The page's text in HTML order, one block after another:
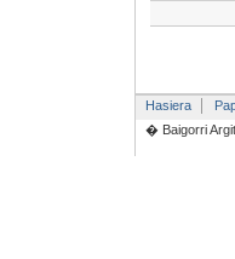
Hasiera
� Baigorri